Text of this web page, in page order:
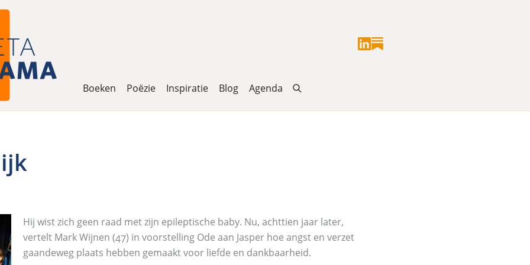
Boeken Poëzie Inspiratie Blog Agenda
Hij wist zich geen raad met zijn epileptische baby. Nu, achttien jaar later,
vertelt Mark Wijnen (47) in voorstelling Ode aan Jasper hoe angst en verzet
gaandeweg plaats hebben gemaakt voor liefde en dankbaarheid.